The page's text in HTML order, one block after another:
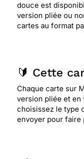
douce est
version pliée ou
cartes au format
🔰 Cette
Chaque carte sur
version pliée et en
choisissez le type
envoyer pour faire